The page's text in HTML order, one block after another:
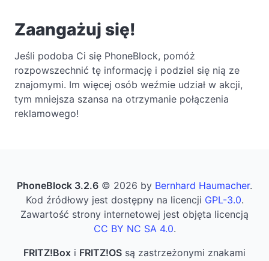
Zaangażuj się!
Jeśli podoba Ci się PhoneBlock, pomóż
rozpowszechnić tę informację i podziel się nią ze
znajomymi. Im więcej osób weźmie udział w akcji,
tym mniejsza szansa na otrzymanie połączenia
reklamowego!
PhoneBlock 3.2.6 © 2026 by Bernhard Haumacher.
Kod źródłowy jest dostępny na licencji GPL-3.0.
Zawartość strony internetowej jest objęta licencją
CC BY NC SA 4.0.
FRITZ!Box i FRITZ!OS są zastrzeżonymi znakami